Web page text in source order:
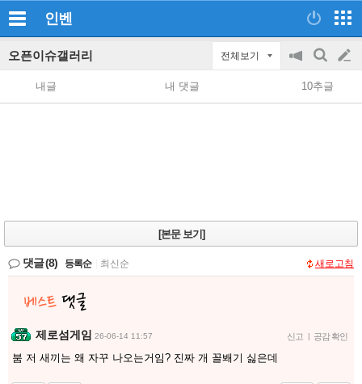
인벤
오픈이슈갤러리 전체보기
공
지
on/off
검
색
글
쓰
내글 내 댓글 10추글
[본문 보기]
댓글(8) 등록순 최신순 새로고침
제로섬게임 26-06-14 11:57 신고 | 공감 확인
붐 저 새끼는 왜 자꾸 나오는거임? 진짜 개 꼴봬기 싫은데